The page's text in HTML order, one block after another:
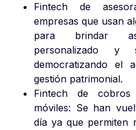
Fintech de
empresas que usan
para brindar
personalizado y
democratizando el
gestión patrimonial.
Fintech de
móviles: Se han
día ya que permiten